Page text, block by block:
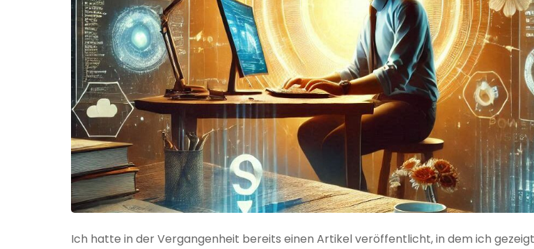
Ich hatte in der Vergangenheit bereits einen Artikel veröffentlicht, in dem ich